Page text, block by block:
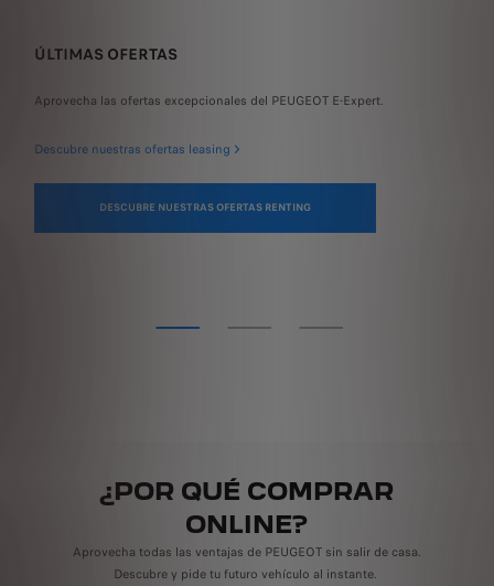
ÚLTIMAS OFERTAS
Aprovecha las ofertas excepcionales del PEUGEOT E-Expert.
Descubre nuestras ofertas leasing
DESCUBRE NUESTRAS OFERTAS RENTING
¿POR QUÉ COMPRAR
ONLINE?
Aprovecha todas las ventajas de PEUGEOT sin salir de casa.
Descubre y pide tu futuro vehículo al instante.